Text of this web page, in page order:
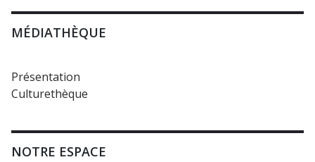
MÉDIATHÈQUE
Présentation
Culturethèque
NOTRE ESPACE